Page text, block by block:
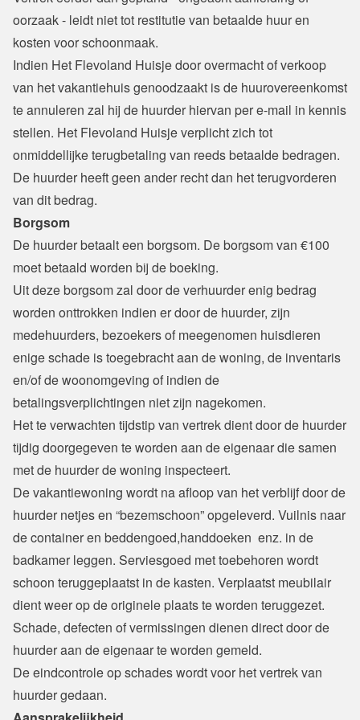
oorzaak - leidt niet tot restitutie van betaalde huur en
kosten voor schoonmaak.
Indien Het Flevoland Huisje door overmacht of verkoop
van het vakantiehuis genoodzaakt is de huurovereenkomst
te annuleren zal hij de huurder hiervan per e-mail in kennis
stellen. Het Flevoland Huisje verplicht zich tot
onmiddellijke terugbetaling van reeds betaalde bedragen.
De huurder heeft geen ander recht dan het terugvorderen
van dit bedrag.
Borgsom
De huurder betaalt een borgsom. De borgsom van €100
moet betaald worden bij de boeking.
Uit deze borgsom zal door de verhuurder enig bedrag
worden onttrokken indien er door de huurder, zijn
medehuurders, bezoekers of meegenomen huisdieren
enige schade is toegebracht aan de woning, de inventaris
en/of de woonomgeving of indien de
betalingsverplichtingen niet zijn nagekomen.
Het te verwachten tijdstip van vertrek dient door de huurder
tijdig doorgegeven te worden aan de eigenaar die samen
met de huurder de woning inspecteert.
De vakantiewoning wordt na afloop van het verblijf door de
huurder netjes en “bezemschoon” opgeleverd. Vuilnis naar
de container en beddengoed,handdoeken  enz. in de
badkamer leggen. Serviesgoed met toebehoren wordt
schoon teruggeplaatst in de kasten. Verplaatst meubilair
dient weer op de originele plaats te worden teruggezet.
Schade, defecten of vermissingen dienen direct door de
huurder aan de eigenaar te worden gemeld.
De eindcontrole op schades wordt voor het vertrek van
huurder gedaan.